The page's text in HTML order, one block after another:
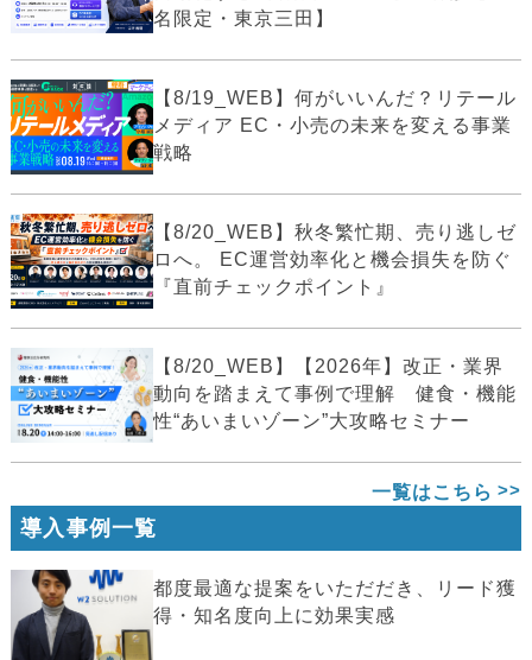
名限定・東京三田】
【8/19_WEB】何がいいんだ？リテール
メディア EC・小売の未来を変える事業
戦略
【8/20_WEB】秋冬繁忙期、売り逃しゼ
ロへ。 EC運営効率化と機会損失を防ぐ
『直前チェックポイント』
【8/20_WEB】【2026年】改正・業界
動向を踏まえて事例で理解 健食・機能
性“あいまいゾーン”大攻略セミナー
一覧はこちら
導入事例一覧
都度最適な提案をいただだき、リード獲
得・知名度向上に効果実感